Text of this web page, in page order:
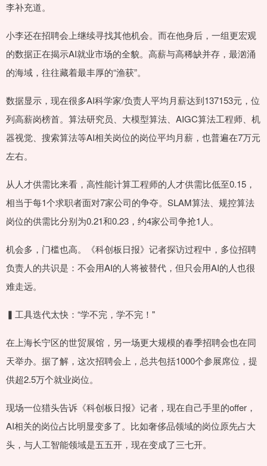
李补充道。
小李还在招聘会上继续寻找其他机会。而在他身后，一组更宏观
的数据正在揭示AI就业市场的全貌。高薪与高稀缺并存，最汹涌
的海域，往往藏着最丰厚的“渔获”。
数据显示，现在很多AI科学家/负责人平均月薪达到137153元，位
列高薪岗榜首。算法研究员、大模型算法、AIGC算法工程师、机
器视觉、搜索算法等AI相关岗位的岗位平均月薪，也普遍在7万元
左右。
从人才供需比来看，高性能计算工程师的人才供需比低至0.15，
相当于每1个求职者面对7家公司的争夺。SLAM算法、规控算法
岗位的供需比分别为0.21和0.23，约4家公司争抢1人。
机会多，门槛也高。《科创板日报》记者探访过程中，多位招聘
负责人的共识是：不会用AI的人将被替代，但只会用AI的人也很
难走远。
▍工具迭代太快：“学不完，学不完！"
在上海长宁区的世贸展馆，另一场更大规模的春季招聘会也在同
天举办。据了解，这次招聘会上，总共包括1000个参展席位，提
供超2.5万个就业岗位。
现场一位猎头告诉《科创板日报》记者，现在自己手里的offer，
AI相关的岗位占比明显变多了。比如奢侈品领域的岗位原先占大
头，与人工智能领域是五五开，现在变成了三七开。